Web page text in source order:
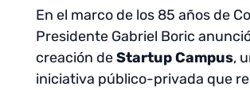
En el marco de los 85 años de
Presidente Gabriel Boric
creación deStartup Campus,
iniciativa público-privada que